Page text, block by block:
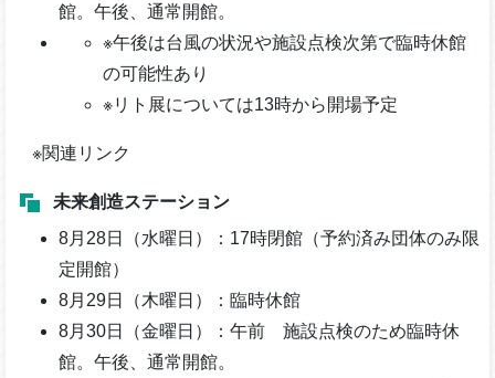
館。午後、通常開館。
※午後は台風の状況や施設点検次第で臨時休館
の可能性あり
※リト展については13時から開場予定
※関連リンク
未来創造ステーション
8月28日（水曜日）：17時閉館（予約済み団体のみ限
定開館）
8月29日（木曜日）：臨時休館
8月30日（金曜日）：午前 施設点検のため臨時休
館。午後、通常開館。